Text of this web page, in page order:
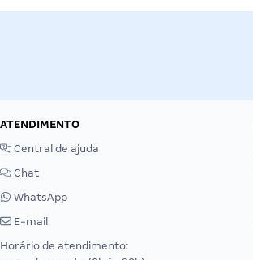
ATENDIMENTO
Central de ajuda
Chat
WhatsApp
E-mail
Horário de atendimento: